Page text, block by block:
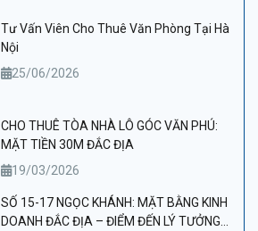
Tư Vấn Viên Cho Thuê Văn Phòng Tại Hà
Nội
25/06/2026
CHO THUÊ TÒA NHÀ LÔ GÓC VĂN PHÚ:
MẶT TIỀN 30M ĐẮC ĐỊA
19/03/2026
SỐ 15-17 NGỌC KHÁNH: MẶT BẰNG KINH
DOANH ĐẮC ĐỊA – ĐIỂM ĐẾN LÝ TƯỞNG